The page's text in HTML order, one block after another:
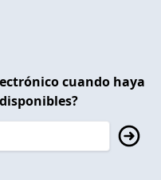
cuando haya